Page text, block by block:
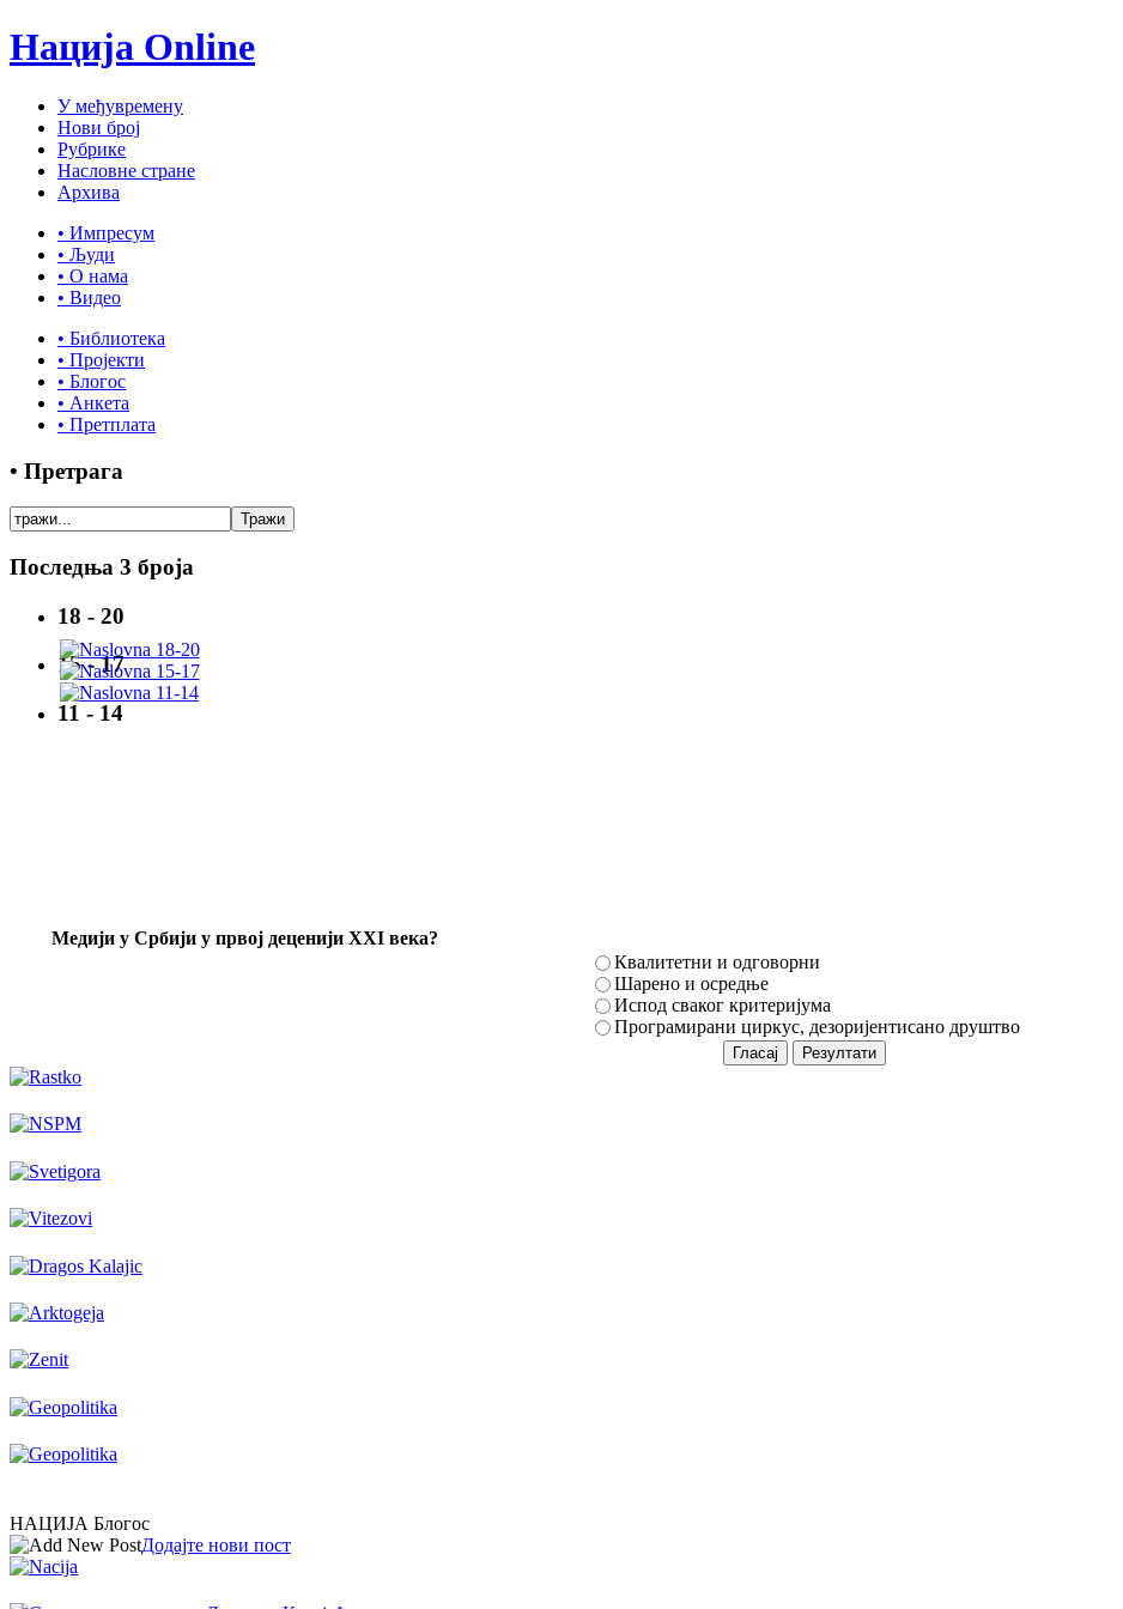
Нација Online
У међувремену
Нови број
Рубрике
Насловне стране
Архива
• Импресум
• Људи
• О нама
• Видео
• Библиотека
• Пројекти
• Блогос
• Анкета
• Претплата
• Претрага
Последња 3 броја
18 - 20
15 - 17
11 - 14
Mедији у Србији у првој деценији XXI века?
Квалитетни и одговорни
Шарено и осредње
Испод сваког критеријума
Програмирани циркус, дезоријентисано друштво
НАЦИЈА Блогос
Додајте нови пост